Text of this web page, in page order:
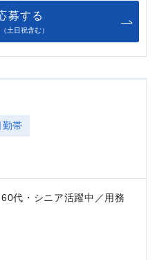
募する
土日祝含む）
帯
60代・シニア活躍中／用務